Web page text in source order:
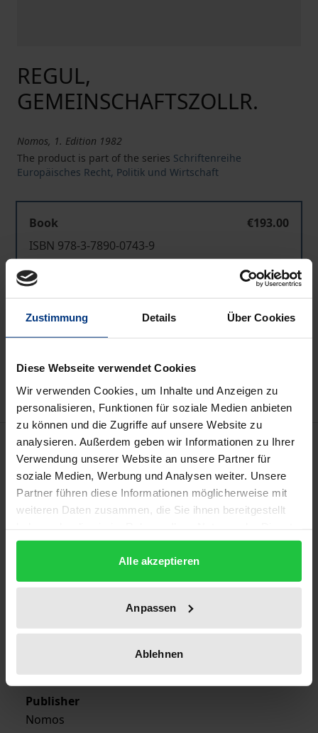
Zustimmung Details Über Cookies
Diese Webseite verwendet Cookies
Wir verwenden Cookies, um Inhalte und Anzeigen zu
personalisieren, Funktionen für soziale Medien anbieten
zu können und die Zugriffe auf unsere Website zu
analysieren. Außerdem geben wir Informationen zu Ihrer
Verwendung unserer Website an unsere Partner für
soziale Medien, Werbung und Analysen weiter. Unsere
Partner führen diese Informationen möglicherweise mit
weiteren Daten zusammen, die Sie ihnen bereitgestellt
gesammelt haben.
Alle akzeptieren
Anpassen
Ablehnen
REGUL,
GEMEINSCHAFTSZOLLR.
Nomos, 1. Edition 1982
The product is part of the series Schriftenreihe
Europäisches Recht, Politik und Wirtschaft
Book
€193.00
ISBN 978-3-7890-0743-9
Not available
Delivery cost notice
Bibliographical data
Edition
1
ISBN
978-3-7890-0743-9
Publisher
Nomos